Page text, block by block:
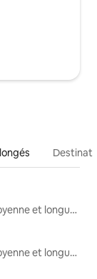
Locations moyenne et longue durée
Locations moyenne et longue durée